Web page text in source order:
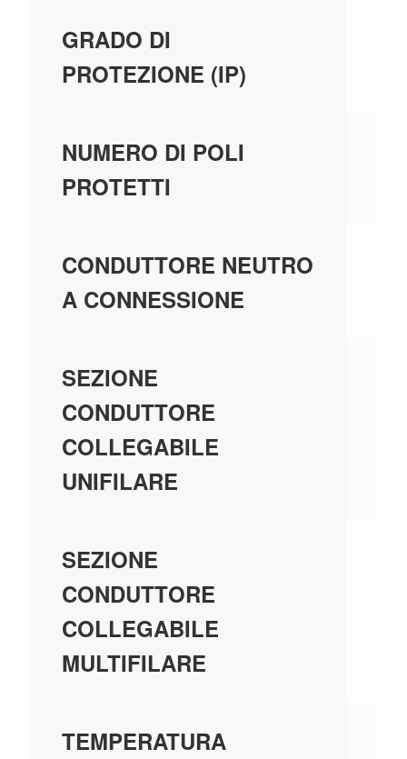
GRADO DI
PROTEZIONE (IP)
NUMERO DI POLI
PROTETTI
CONDUTTORE NEUTRO
A CONNESSIONE
SEZIONE
CONDUTTORE
COLLEGABILE
UNIFILARE
SEZIONE
CONDUTTORE
COLLEGABILE
MULTIFILARE
TEMPERATURA